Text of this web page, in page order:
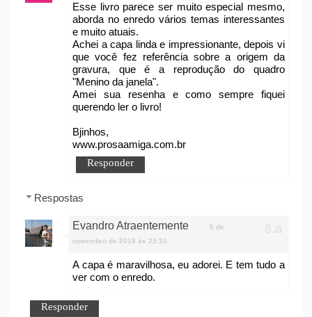
Esse livro parece ser muito especial mesmo,
aborda no enredo vários temas interessantes
e muito atuais.
Achei a capa linda e impressionante, depois vi
que você fez referência sobre a origem da
gravura, que é a reprodução do quadro
"Menino da janela".
Amei sua resenha e como sempre fiquei
querendo ler o livro!
Bjinhos,
www.prosaamiga.com.br
Responder
Respostas
Evandro Atraentemente
5 de
novembro de 2018 às 22:31
A capa é maravilhosa, eu adorei. E tem tudo a
ver com o enredo.
Responder